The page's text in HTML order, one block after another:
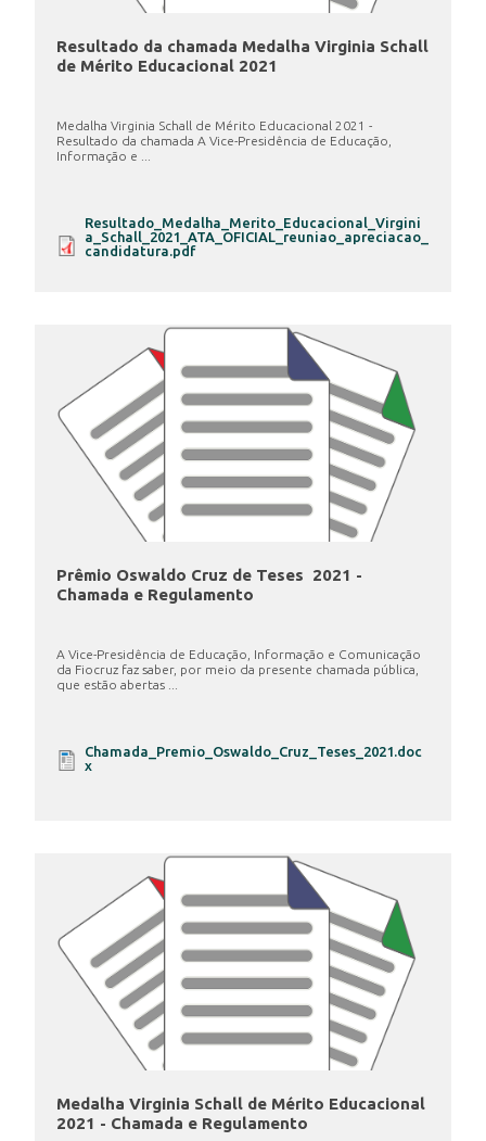
Resultado da chamada Medalha Virginia Schall
de Mérito Educacional 2021
Medalha Virginia Schall de Mérito Educacional 2021 -
Resultado da chamada A Vice-Presidência de Educação,
Informação e ...
Resultado_Medalha_Merito_Educacional_Virgini
a_Schall_2021_ATA_OFICIAL_reuniao_apreciacao_
candidatura.pdf
Prêmio Oswaldo Cruz de Teses 2021 -
Chamada e Regulamento
A Vice-Presidência de Educação, Informação e Comunicação
da Fiocruz faz saber, por meio da presente chamada pública,
que estão abertas ...
Chamada_Premio_Oswaldo_Cruz_Teses_2021.doc
x
Medalha Virginia Schall de Mérito Educacional
2021 - Chamada e Regulamento